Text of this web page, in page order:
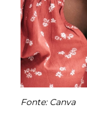
Fonte: Canva